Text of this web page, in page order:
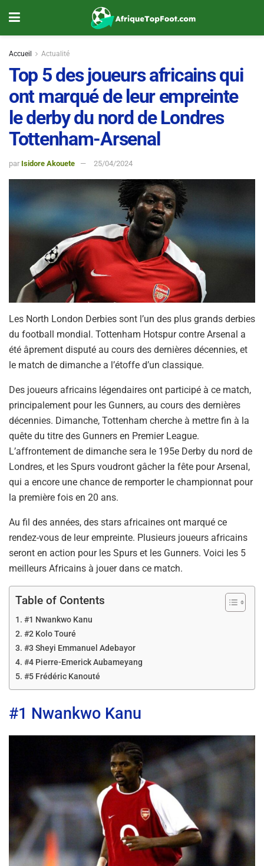
Accueil Actualité
Top 5 des joueurs africains qui
ont marqué de leur empreinte
le derby du nord de Londres
Tottenham-Arsenal
par Isidore Akouete 25/04/2024
Les North London Derbies sont l’un des plus grands derbies
du football mondial. Tottenham Hotspur contre Arsenal a
été âprement disputé au cours des dernières décennies, et
le match de dimanche a l’étoffe d’un classique.
Des joueurs africains légendaires ont participé à ce match,
principalement pour les Gunners, au cours des dernières
décennies. Dimanche, Tottenham cherche à mettre fin à la
quête du titre des Gunners en Premier League.
L’affrontement de dimanche sera le 195e Derby du nord de
Londres, et les Spurs voudront gâcher la fête pour Arsenal,
qui a encore une chance de remporter le championnat pour
la première fois en 20 ans.
Au fil des années, des stars africaines ont marqué ce
rendez-vous de leur empreinte. Plusieurs joueurs africains
seront en action pour les Spurs et les Gunners. Voici les 5
meilleurs Africains à jouer dans ce match.
Table of Contents
#1 Nwankwo Kanu
#2 Kolo Touré
#3 Sheyi Emmanuel Adebayor
#4 Pierre-Emerick Aubameyang
#5 Frédéric Kanouté
#1 Nwankwo Kanu